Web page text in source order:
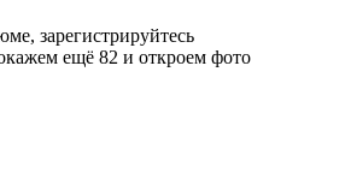
зарегистрируйтесь
ещё 82 и откроем фото